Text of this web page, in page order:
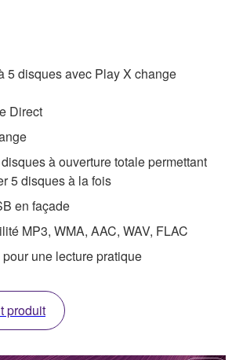
5 disques avec Play X change
Direct
à ouverture totale permettant
5 disques à la fois
en façade
MP3, WMA, AAC, WAV, FLAC
une lecture pratique
produit